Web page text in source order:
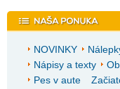
NOVINKY
Nápisy a texty
Pes v aute